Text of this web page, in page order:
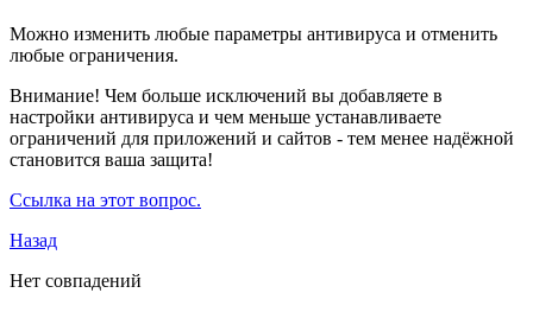
Можно изменить любые параметры антивируса и отменить
любые ограничения.
Внимание! Чем больше исключений вы добавляете в
настройки антивируса и чем меньше устанавливаете
ограничений для приложений и сайтов - тем менее надёжной
становится ваша защита!
Ссылка на этот вопрос.
Назад
Нет совпадений